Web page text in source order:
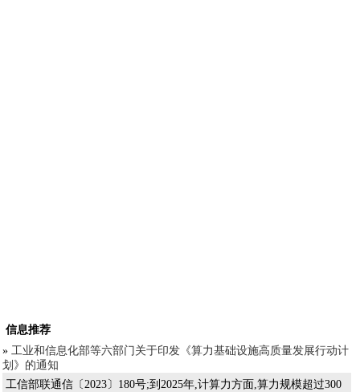
信息推荐
» 工业和信息化部等六部门关于印发《算力基础设施高质量发展行动计
划》的通知
工信部联通信〔2023〕180号;到2025年,计算力方面,算力规模超过300